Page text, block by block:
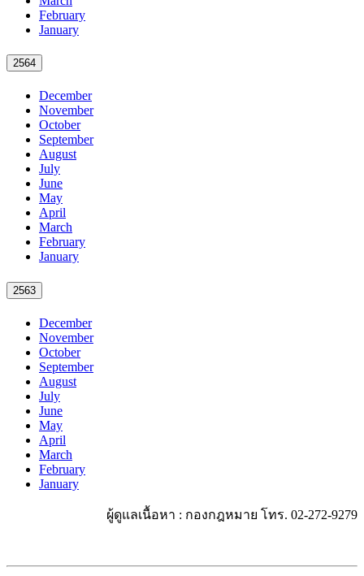
February
January
2564
December
November
October
September
August
July
June
May
April
March
February
January
2563
December
November
October
September
August
July
June
May
April
March
February
January
ผู้ดูแลเนื้อหา : กองกฎหมาย โทร. 02-272-9279